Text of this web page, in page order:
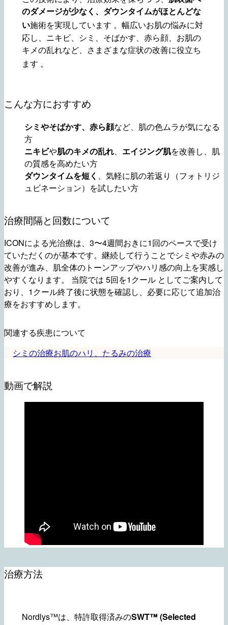
のダメージが少なく、ダウンタイムがほとんどな
い施術を実現しています 。幅広いお肌の悩みに対
応し、ニキビ、シミ、そばかす、赤ら顔、お肌の
キメの乱れなど、さまざまな症状の改善に役立ち
ます 。
こんな方におすすめ
シミやそばかす、赤ら顔など、肌の色ムラが気になる
方
ニキビや肌のキメの乱れ、 エイジング肌を改善し、肌
の質感を高めたい方
ダウンタイムを短く 、気軽に肌の若返り（フォトリジ
ュビネーション）を試したい方
治療間隔と回数について
ICONによる光治療は、3〜4週間おきに1回のペースで受け
ていただくのが基本です。継続して行うことでシミや赤みの
改善が進み、肌全体のトーンアップやハリ感の向上を実感し
やすくなります。 当院では 5回を1クール としてご案内して
おり、1クール終了後に状態を確認し、必要に応じて追加治
療をおすすめします。
関連する疾患について
シミの治療お肌のハリ、たるみの治療
動画で解説
治療方法
Nordlys™は、特許取得済みのSWT™ (Selected